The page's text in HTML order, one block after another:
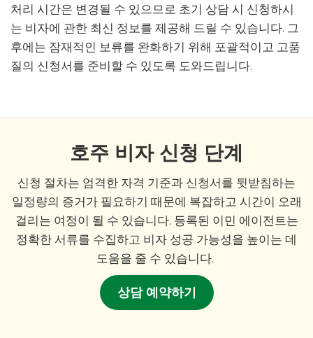
처리 시간은 변경될 수 있으므로 초기 상담 시 신청하시
는 비자에 관한 최신 정보를 제공해 드릴 수 있습니다. 그
후에는 잠재적인 보류를 완화하기 위해 포괄적이고 고품
질의 신청서를 준비할 수 있도록 도와드립니다.
호주 비자 신청 단계
신청 절차는 엄격한 자격 기준과 신청서를 뒷받침하는
일정량의 증거가 필요하기 때문에 복잡하고 시간이 오래
걸리는 여정이 될 수 있습니다. 등록된 이민 에이전트는
정확한 서류를 수집하고 비자 성공 가능성을 높이는 데
도움을 줄 수 있습니다.
상담 예약하기